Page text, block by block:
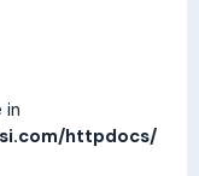
in
httpdocs/